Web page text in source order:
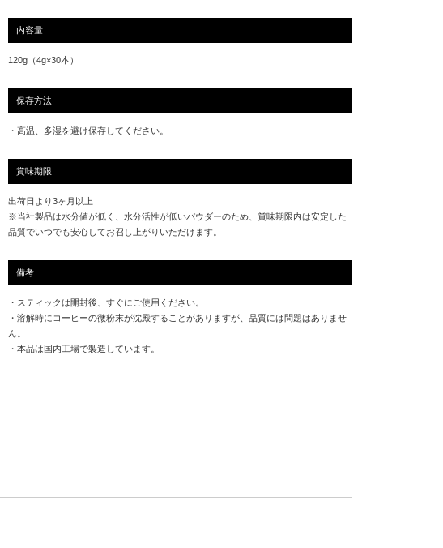
内容量
120g（4g×30本）
保存方法
・高温、多湿を避け保存してください。
賞味期限
出荷日より3ヶ月以上
※当社製品は水分値が低く、水分活性が低いパウダーのため、賞味期限内は安定した
品質でいつでも安心してお召し上がりいただけます。
備考
・スティックは開封後、すぐにご使用ください。
・溶解時にコーヒーの微粉末が沈殿することがありますが、品質には問題はありませ
ん。
・本品は国内工場で製造しています。